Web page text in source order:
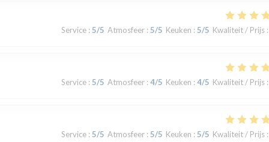
Service: 5/5 Atmosfeer: 5/5 Keuken : 5/5 Kwaliteit / Prijs:
Service: 5/5 Atmosfeer: 4/5 Keuken : 4/5 Kwaliteit / Prijs:
Service: 5/5 Atmosfeer: 5/5 Keuken : 5/5 Kwaliteit / Prijs: